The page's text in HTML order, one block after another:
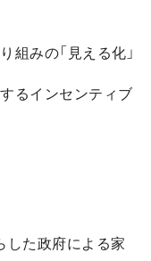
みの「見える化」
るインセンティブ
した政府による家